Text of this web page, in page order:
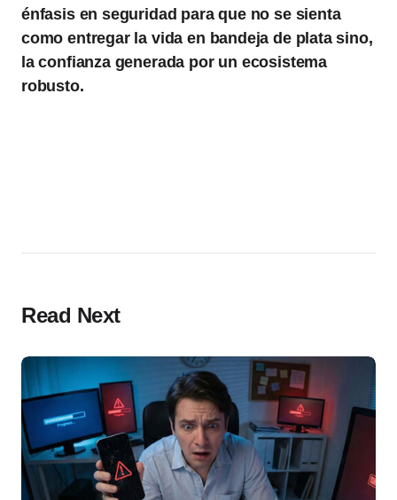
énfasis en seguridad para que no se sienta
como entregar la vida en bandeja de plata sino,
la confianza generada por un ecosistema
robusto.
Read Next